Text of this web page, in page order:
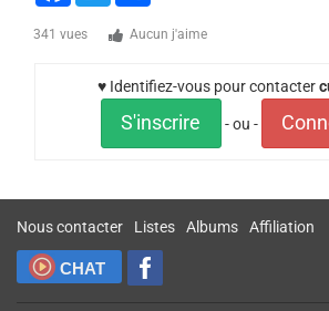
341 vues Aucun j'aime
♥ Identifiez-vous pour contacter
S'inscrire - ou -
Nous contacter Listes Albums Affiliation
CHAT